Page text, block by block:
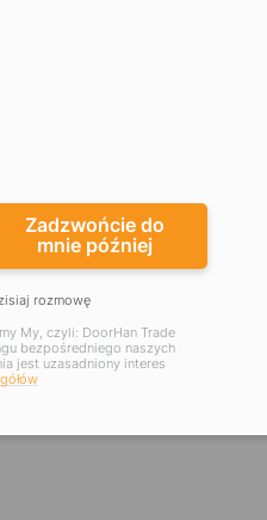
sterujące serii HSDC
18193, HSDC 18191 (N) są
szybkobieżnymi serii
Czytaj więcej
time slection for scheduled
datę
telefonu
poprawny numer telefonu
Zadzwońcie do
mnie później
rozmowę
My, czyli: DoorHan Trade
bezpośredniego naszych
jest uzasadniony interes